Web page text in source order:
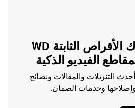
الدعم لـ محرك الأقراص الثابتة WD
التنزيلات والمقالات ونصائح
وخدمات الضمان.